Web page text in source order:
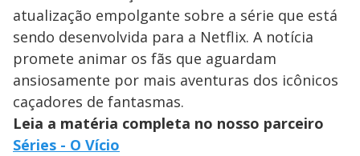
atualização empolgante sobre a série que está
sendo desenvolvida para a Netflix. A notícia
promete animar os fãs que aguardam
ansiosamente por mais aventuras dos icônicos
caçadores de fantasmas.
Leia a matéria completa no nosso parceiro
Séries - O Vício